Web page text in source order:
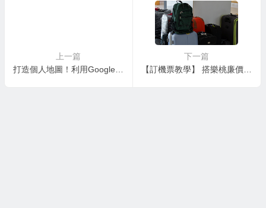
上一篇
打造個人地圖！利用Google Maps分享你的吃喝玩樂
下一篇
【訂機票教學】 搭樂桃廉價航空到日本沖繩很便宜~